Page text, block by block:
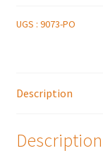
FILET
SAUCE
UGS : 9073-PO
Description
Description